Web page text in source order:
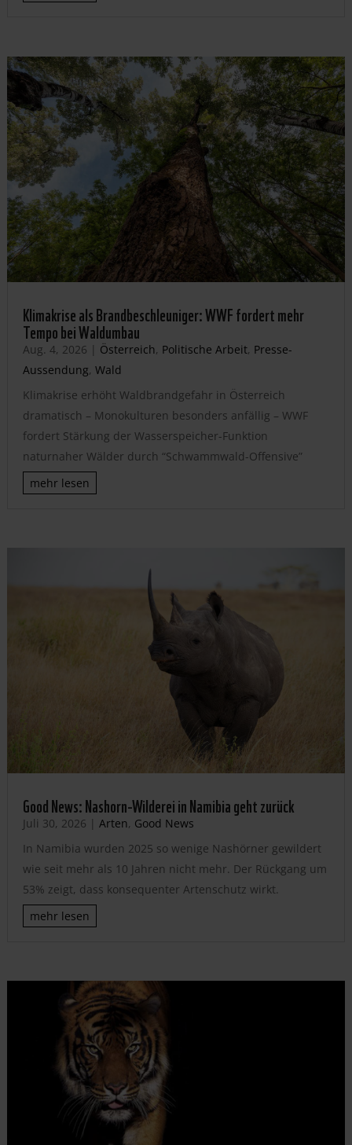
Klimakrise als Brandbeschleuniger: WWF fordert mehr
Tempo bei Waldumbau
Aug. 4, 2026 | Österreich, Politische Arbeit, Presse-
Aussendung, Wald
Klimakrise erhöht Waldbrandgefahr in Österreich
dramatisch – Monokulturen besonders anfällig – WWF
fordert Stärkung der Wasserspeicher-Funktion
naturnaher Wälder durch “Schwammwald-Offensive”
mehr lesen
Good News: Nashorn-Wilderei in Namibia geht zurück
Juli 30, 2026 | Arten, Good News
In Namibia wurden 2025 so wenige Nashörner gewildert
wie seit mehr als 10 Jahren nicht mehr. Der Rückgang um
53% zeigt, dass konsequenter Artenschutz wirkt.
mehr lesen